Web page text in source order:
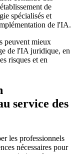
de
spécialisés et
de l'IA.
peuvent mieux
de l'IA juridique, en
risques et en
service des
les professionnels
nécessaires pour